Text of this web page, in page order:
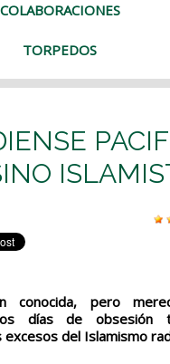
COLABORACIONES
TORPEDOS
conocida, pero
días de obsesión
del Islamismo